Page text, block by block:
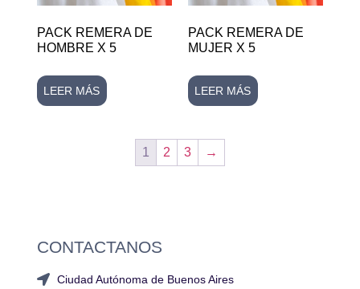
PACK REMERA DE
HOMBRE X 5
LEER MÁS
PACK REMERA DE
MUJER X 5
LEER MÁS
1 2 3 →
CONTACTANOS
Ciudad Autónoma de Buenos Aires